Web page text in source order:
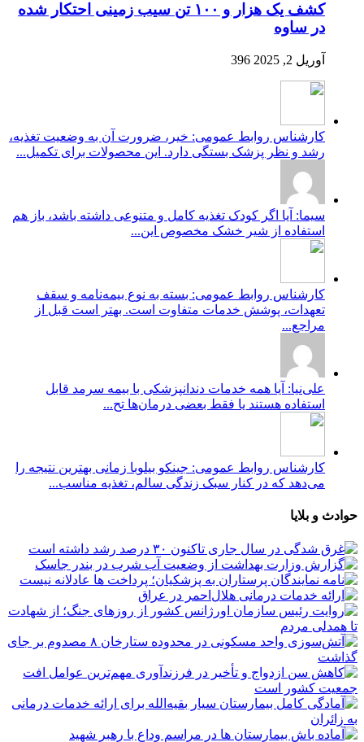
کشف یک هزار و ۱۰۰ تن سیب زمینی احتکار شده
در ساوه
آوریل 2, 2025 396
کارشناس روابط عمومی: خیر، ضرورت آن به وضعیت تغذیه،
رشد و نظر پزشک بستگی دارد. این محصولات برای تکمیل...
سیما: آیا اگر کودک تغذیه کامل و متنوعی داشته باشد، باز هم
استفاده از شیر خشک مخصوص این...
کارشناس روابط عمومی: بسته به نوع بیمه‌نامه و سقف
تعهدات، پوشش خدمات متفاوت است. بهتر است قبل از
مراجع...
علی‌نیا: آیا همه خدمات دندانپزشکی با بیمه سرمد قابل
استفاده هستند یا فقط بعضی درمان‌ها تح...
کارشناس روابط عمومی: جینکو بیلوبا زمانی بهترین نتیجه را
می‌دهد که در کنار سبک زندگی سالم، تغذیه مناسب...
حوادث و بلایا